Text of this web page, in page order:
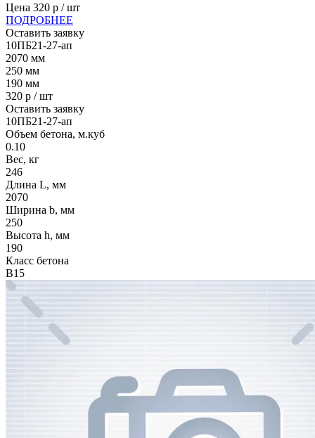
Цена 320 р / шт
ПОДРОБНЕЕ
Оставить заявку
10ПБ21-27-ап
2070 мм
250 мм
190 мм
320 р / шт
Оставить заявку
10ПБ21-27-ап
Объем бетона, м.куб
0.10
Вес, кг
246
Длина L, мм
2070
Ширина b, мм
250
Высота h, мм
190
Класс бетона
В15